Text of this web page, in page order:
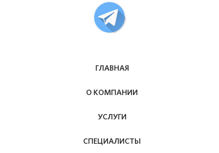
ГЛАВНАЯ
О КОМПАНИИ
УСЛУГИ
СПЕЦИАЛИСТЫ